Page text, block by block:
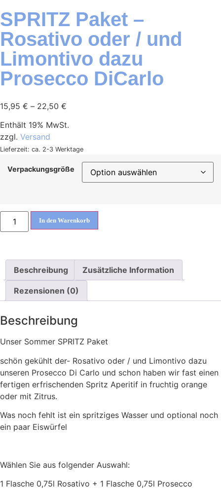
SPRITZ Paket –
Rosativo oder / und
Limontivo dazu
Prosecco DiCarlo
15,95 € – 22,50 €
Enthält 19% MwSt.
zzgl. Versand
Lieferzeit: ca. 2-3 Werktage
Verpackungsgröße
In den Warenkorb
Beschreibung Zusätzliche Information
Rezensionen (0)
Beschreibung
Unser Sommer SPRITZ Paket
schön gekühlt der- Rosativo oder / und Limontivo dazu
unseren Prosecco Di Carlo und schon haben wir fast einen
fertigen erfrischenden Spritz Aperitif in fruchtig orange
oder mit Zitrus.
Was noch fehlt ist ein spritziges Wasser und optional noch
ein paar Eiswürfel
Wählen Sie aus folgender Auswahl:
1 Flasche 0,75l Rosativo + 1 Flasche 0,75l Prosecco